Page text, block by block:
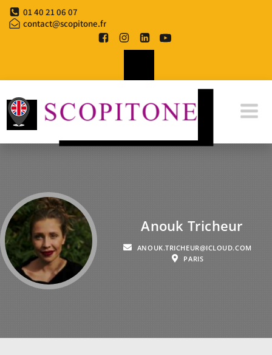
01 40 21 06 07
contact@scopitone.fr
Anouk Tricheur
ANOUK.TRICHEUR@ICLOUD.COM
PARIS